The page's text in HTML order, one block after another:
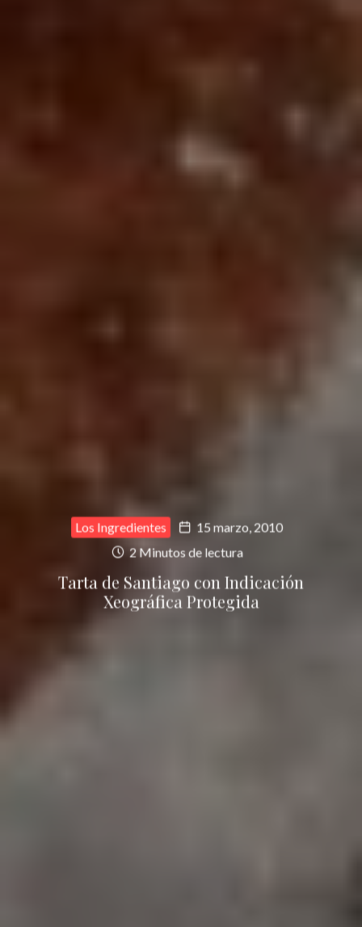
Los Ingredientes
15 marzo, 2010
2 Minutos de lectura
Tarta de Santiago con Indicación
Xeográfica Protegida